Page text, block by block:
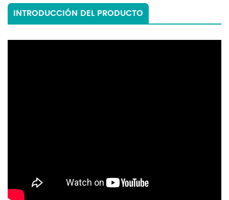
INTRODUCCIÓN DEL PRODUCTO